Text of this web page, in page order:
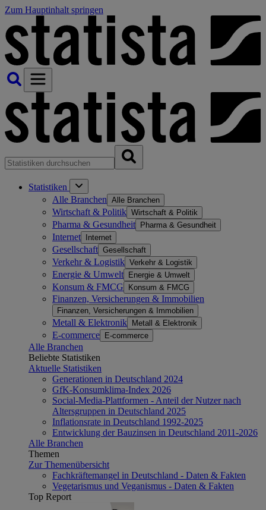
Zum Hauptinhalt springen
Statistiken
Alle Branchen Alle Branchen
Wirtschaft & Politik Wirtschaft & Politik
Pharma & Gesundheit Pharma & Gesundheit
Internet Internet
Gesellschaft Gesellschaft
Verkehr & Logistik Verkehr & Logistik
Energie & Umwelt Energie & Umwelt
Konsum & FMCG Konsum & FMCG
Finanzen, Versicherungen & Immobilien
Finanzen, Versicherungen & Immobilien
Metall & Elektronik Metall & Elektronik
E-commerce E-commerce
Alle Branchen
Beliebte Statistiken
Aktuelle Statistiken
Generationen in Deutschland 2024
GfK-Konsumklima-Index 2026
Social-Media-Plattformen - Anteil der Nutzer nach
Altersgruppen in Deutschland 2025
Inflationsrate in Deutschland 1992-2025
Entwicklung der Bauzinsen in Deutschland 2011-2026
Alle Branchen
Themen
Zur Themenübersicht
Fachkräftemangel in Deutschland - Daten & Fakten
Vegetarismus und Veganismus - Daten & Fakten
Top Report